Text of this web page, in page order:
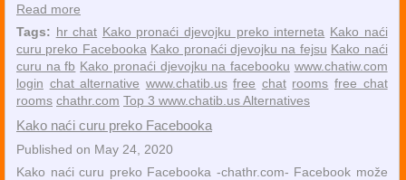
Read more
Tags: hr chat Kako pronaći djevojku preko interneta Kako naći
curu preko Facebooka Kako pronaći djevojku na fejsu Kako naći
curu na fb Kako pronaći djevojku na facebooku www.chatiw.com
login chat alternative www.chatib.us free chat rooms free chat
rooms chathr.com Top 3 www.chatib.us Alternatives
Kako naći curu preko Facebooka
Published on May 24, 2020
Kako naći curu preko Facebooka -chathr.com- Facebook može